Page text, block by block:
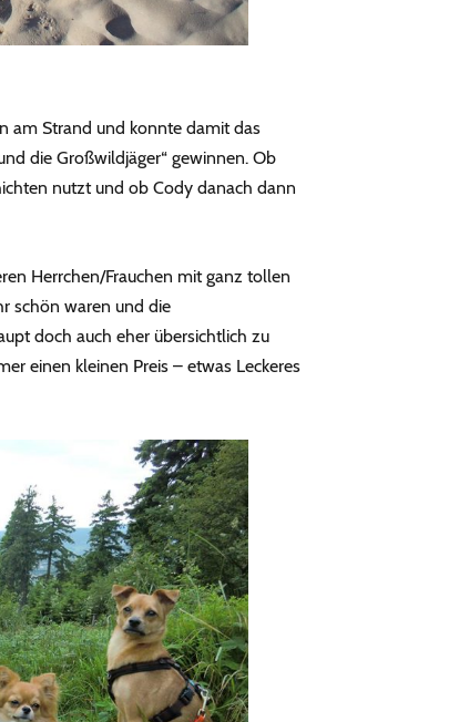
am Strand und konnte damit das
die Großwildjäger“ gewinnen. Ob
nutzt und ob Cody danach dann
Herrchen/Frauchen mit ganz tollen
schön waren und die
doch auch eher übersichtlich zu
einen kleinen Preis – etwas Leckeres